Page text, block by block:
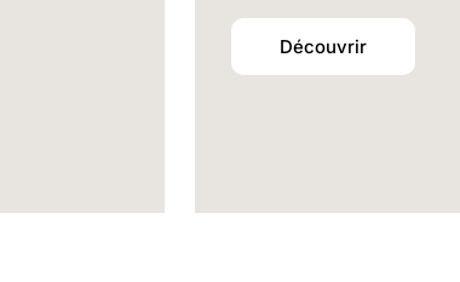
Découvrir